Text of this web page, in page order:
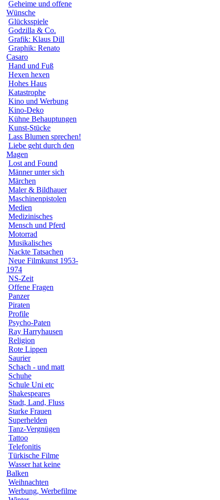
Geheime und offene
Wünsche
Glücksspiele
Godzilla & Co.
Grafik: Klaus Dill
Graphik: Renato
Casaro
Hand und Fuß
Hexen hexen
Hohes Haus
Katastrophe
Kino und Werbung
Kino-Deko
Kühne Behauptungen
Kunst-Stücke
Lass Blumen sprechen!
Liebe geht durch den
Magen
Lost and Found
Männer unter sich
Märchen
Maler & Bildhauer
Maschinenpistolen
Medien
Medizinisches
Mensch und Pferd
Motorrad
Musikalisches
Nackte Tatsachen
Neue Filmkunst 1953-
1974
NS-Zeit
Offene Fragen
Panzer
Piraten
Profile
Psycho-Paten
Ray Harryhausen
Religion
Rote Lippen
Saurier
Schach - und matt
Schuhe
Schule Uni etc
Shakespeares
Stadt, Land, Fluss
Starke Frauen
Superhelden
Tanz-Vergnügen
Tattoo
Telefonitis
Türkische Filme
Wasser hat keine
Balken
Weihnachten
Werbung, Werbefilme